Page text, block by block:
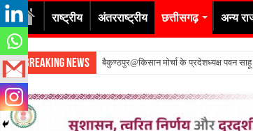
राष्ट्रीय अंतरराष्ट्रीय छत्तीसगढ़ अन्य
Breaking News बैकुण्ठपुर@किसान मोर्चा के प्रदेशध्यक्ष पवन